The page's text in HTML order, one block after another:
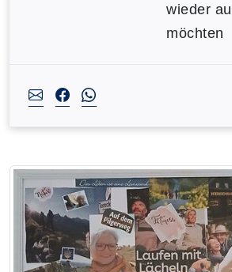
wieder
möchten